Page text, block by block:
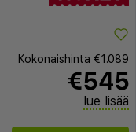
Kokonaishinta €1.089
€545
lue lisää